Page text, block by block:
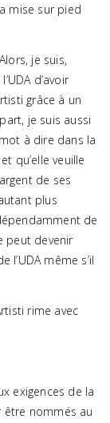
mise sur pied
je suis,
d’avoir
grâce à un
je suis aussi
à dire dans la
qu’elle veuille
de ses
plus
de
peut devenir
même s’il
rime avec
exigences de la
nommés au